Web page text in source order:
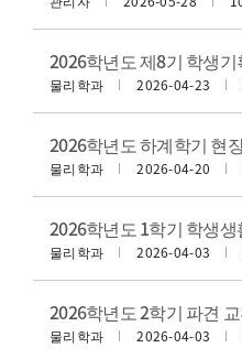
물리학과 2026-04-23
물리학과 2026-04-20
물리학과 2026-04-03
2026학년도 2학기 파견
물리학과 2026-04-03